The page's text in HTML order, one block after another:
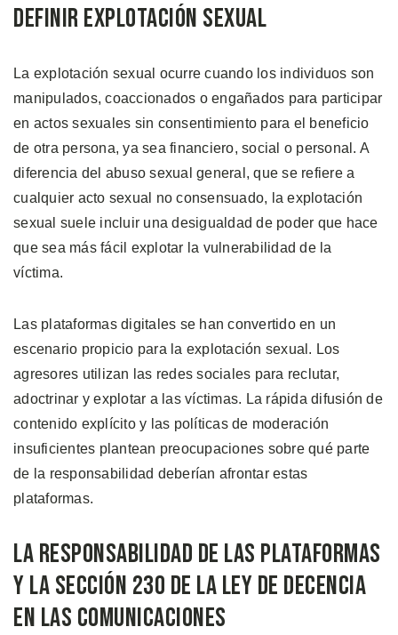
Definir Explotación Sexual
La explotación sexual ocurre cuando los individuos son
manipulados, coaccionados o engañados para participar
en actos sexuales sin consentimiento para el beneficio
de otra persona, ya sea financiero, social o personal. A
diferencia del abuso sexual general, que se refiere a
cualquier acto sexual no consensuado, la explotación
sexual suele incluir una desigualdad de poder que hace
que sea más fácil explotar la vulnerabilidad de la
víctima.
Las plataformas digitales se han convertido en un
escenario propicio para la explotación sexual. Los
agresores utilizan las redes sociales para reclutar,
adoctrinar y explotar a las víctimas. La rápida difusión de
contenido explícito y las políticas de moderación
insuficientes plantean preocupaciones sobre qué parte
de la responsabilidad deberían afrontar estas
plataformas.
La Responsabilidad de las Plataformas
y la Sección 230 de la Ley de Decencia
en las Comunicaciones